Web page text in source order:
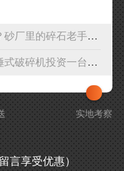
石老手（时产220-380吨）
碎机投资一台多少钱
实地考察
言享受优惠）